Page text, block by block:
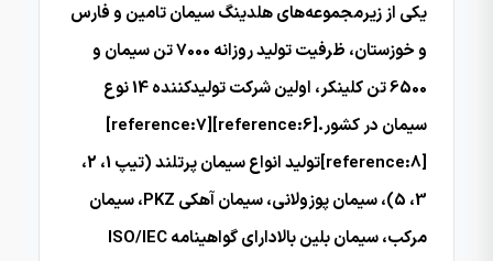
یکی از زیرمجموعه‌های هلدینگ سیمان تامین و فارس
و خوزستان، ظرفیت تولید روزانه 7000 تن سیمان و
6500 تن کلینکر، اولین شرکت تولیدکننده 14 نوع
سیمان در کشور.[reference:6][reference:7]
[reference:8]تولید انواع سیمان پرتلند (تیپ 1، 2،
3، 5)، سیمان پوزولانی، سیمان آهکی PKZ، سیمان
مرکب، سیمان بلین بالادارای گواهینامه ISO/IEC